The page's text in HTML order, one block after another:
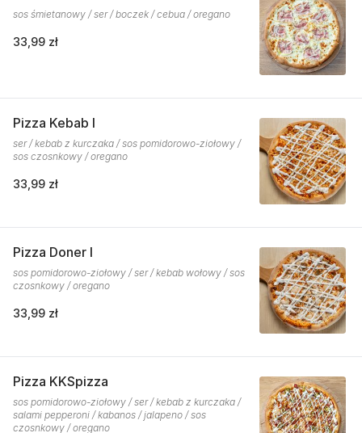
sos śmietanowy / ser / boczek / cebua / oregano
33,99 zł
Pizza Kebab I
ser / kebab z kurczaka / sos pomidorowo-ziołowy /
sos czosnkowy / oregano
33,99 zł
Pizza Doner I
sos pomidorowo-ziołowy / ser / kebab wołowy / sos
czosnkowy / oregano
33,99 zł
Pizza KKSpizza
sos pomidorowo-ziołowy / ser / kebab z kurczaka /
salami pepperoni / kabanos / jalapeno / sos
czosnkowy / oregano